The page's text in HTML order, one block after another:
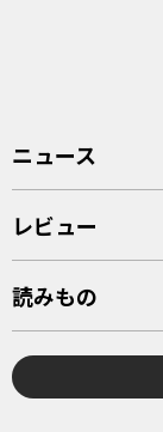
ニュース
レビュー
読みもの